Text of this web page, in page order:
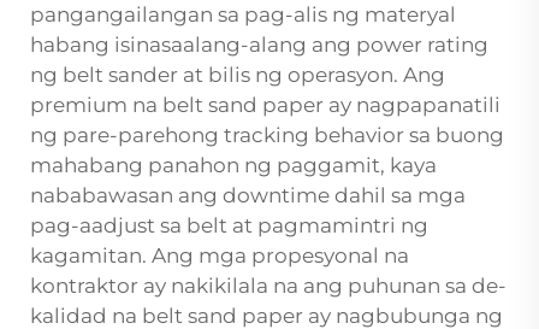
pangangailangan sa pag-alis ng materyal
habang isinasaalang-alang ang power rating
ng belt sander at bilis ng operasyon. Ang
premium na belt sand paper ay nagpapanatili
ng pare-parehong tracking behavior sa buong
mahabang panahon ng paggamit, kaya
nababawasan ang downtime dahil sa mga
pag-aadjust sa belt at pagmamintri ng
kagamitan. Ang mga propesyonal na
kontraktor ay nakikilala na ang puhunan sa de-
kalidad na belt sand paper ay nagbubunga ng